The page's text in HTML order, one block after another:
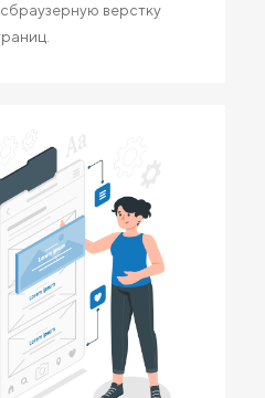
верстку